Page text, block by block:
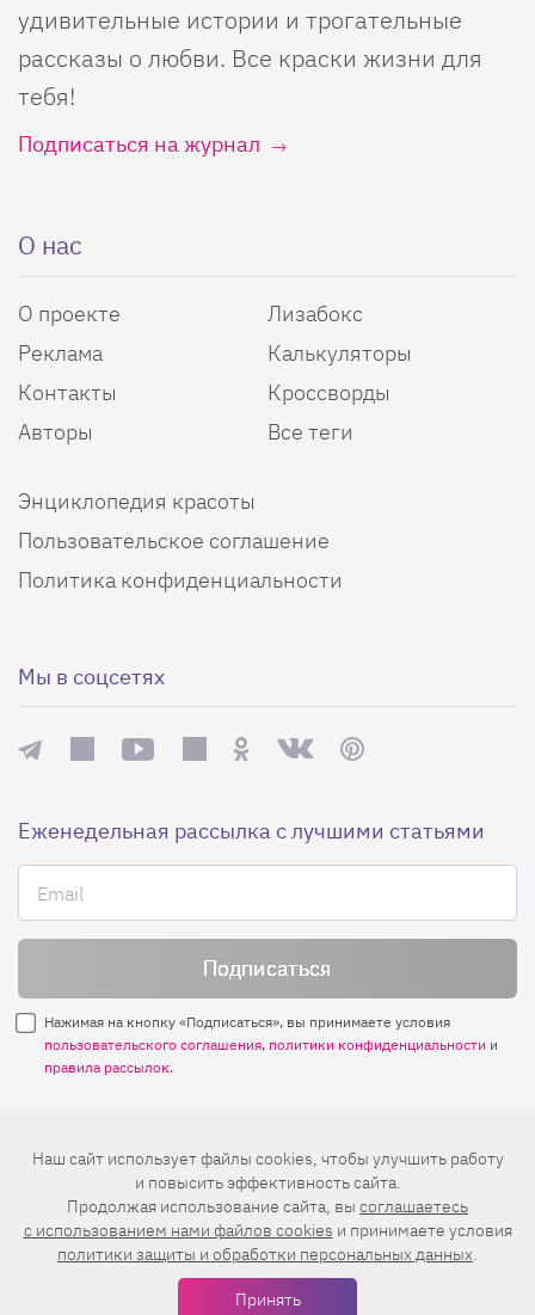
удивительные истории и трогательные
рассказы о любви. Все краски жизни для
тебя!
Подписаться на журнал
О нас
О проекте
Реклама
Контакты
Авторы
Лизабокс
Калькуляторы
Кроссворды
Все теги
Энциклопедия красоты
Пользовательское соглашение
Политика конфиденциальности
Мы в соцсетях
Еженедельная рассылка с лучшими статьями
Нажимая на кнопку «Подписаться», вы принимаете условия
пользовательского соглашения, политики конфиденциальности и
правила рассылок.
Нашли ошибку? Выделите ее и нажмите
Ctrl+Enter
© 2026 АО «БКМ», ОГРН 1027739494584, ИНН 7705056238
127018, Москва, ул. Полковая, д. 3, стр. 4, помещение I, комн. 23
16+
Дизайн сайта —Студия Евгения и Ольги Апрель
Иконки в меню —
Наш сайт использует файлы cookies, чтобы улучшить работу
и повысить эффективность сайта.
Продолжая использование сайта, вы соглашаетесь
c использованием нами файлов cookies и принимаете условия
политики защиты и обработки персональных данных.
Принять